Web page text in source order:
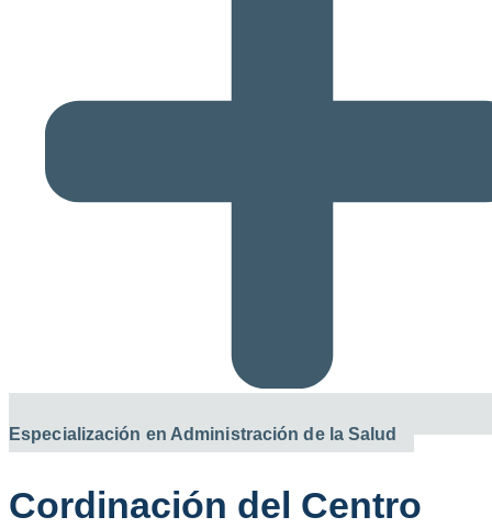
Especialización en Administración de la Salud
Cordinación del Centro